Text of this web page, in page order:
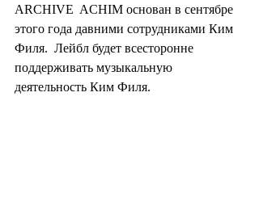
ARCHIVE  ACHIM основан в сентябре
этого года давними сотрудниками Ким
Филя.  Лейбл будет всесторонне
поддерживать музыкальную
деятельность Ким Филя.